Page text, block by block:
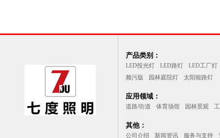
产品类别：
LED投光灯 LED路灯
LED工厂灯
频污版
园林庭院灯 太阳能路灯
应用领域：
道路/街道 体育场馆 园林景观
其他：
公司介绍 新闻资讯 服务与支持